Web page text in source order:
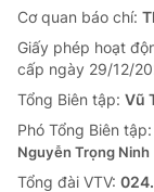
Cơ quan báo chí:
Giấy phép hoạt
cấp ngày 29/12/
Tổng Biên tập: Vũ
Phó Tổng Biên tập:
Nguyễn Trọng Ninh
Tổng đài VTV: